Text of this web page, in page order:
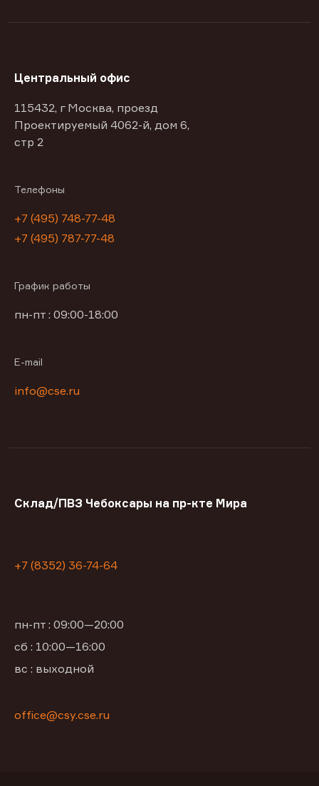
Центральный офис
115432, г Москва, проезд
Проектируемый 4062-й, дом 6,
стр 2
Телефоны
+7 (495) 748-77-48
+7 (495) 787-77-48
График работы
пн-пт : 09:00-18:00
E-mail
info@cse.ru
Склад/ПВЗ Чебоксары на пр-кте Мира
+7 (8352) 36-74-64
пн-пт : 09:00—20:00
сб : 10:00—16:00
вс : выходной
office@csy.cse.ru